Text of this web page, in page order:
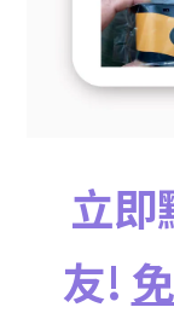
立即
友!